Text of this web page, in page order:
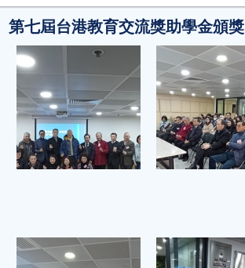
第七屆台港教育交流獎助學金頒獎